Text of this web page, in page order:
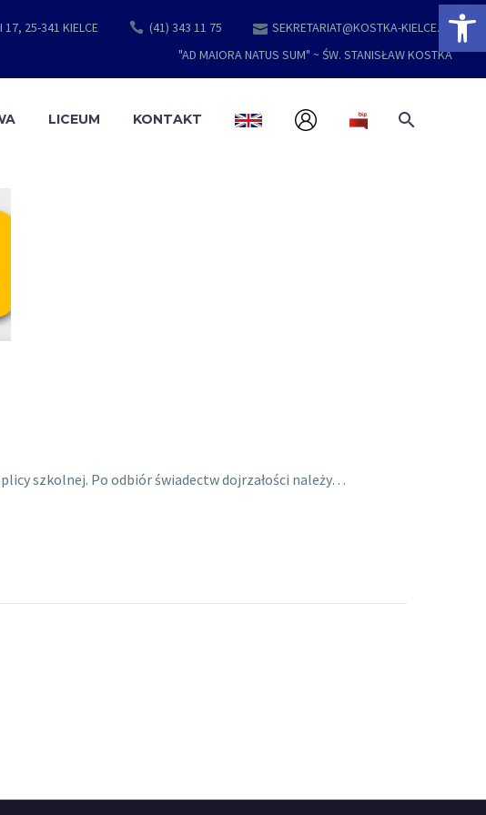
17, 25-341 KIELCE (41) 343 11 75
SEKRETARIAT@KOSTKA-KIELCE.PL
"AD MAIORA NATUS SUM" ~ ŚW. STANISŁAW KOSTKA
LICEUM KONTAKT
szkolnej. Po odbiór świadectw dojrzałości należy…